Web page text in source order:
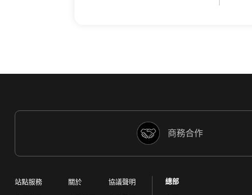
商務合作
站點服務 關於 協議聲明 總部